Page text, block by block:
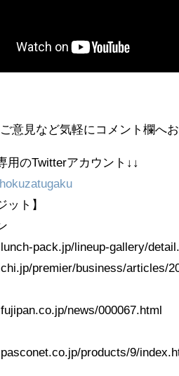
意見など気軽にコメント欄へ
用のTwitterアカウント↓↓
ット】
pack.jp/lineup-gallery/
premier/business/articles/
news/000067.html
products/9/